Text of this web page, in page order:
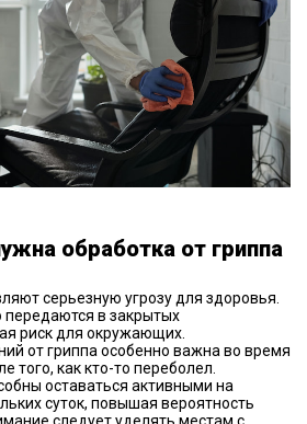
обработка от гриппа
серьезную угрозу для здоровья.
передаются в закрытых
риск для окружающих.
от гриппа особенно важна во время
того, как кто-то переболел.
оставаться активными на
суток, повышая вероятность